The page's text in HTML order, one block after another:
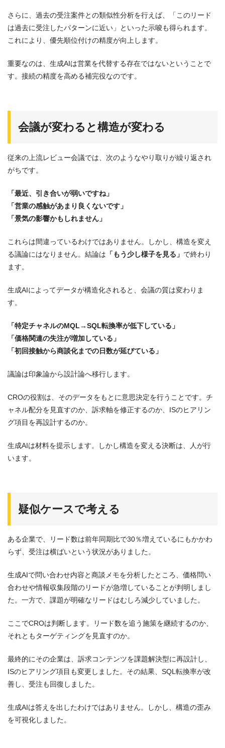
さらに、過去の受注案件との類似性分析を行えば、「このリード
は過去に受注したパターンに近い」といった示唆も得られます。
これにより、優先順位付けの精度が向上します。
重要なのは、生成AIは営業を代替する存在ではないということで
す。接続の精度を高める補完役なのです。
会議が変わると構造が変わる
従来の上流レビュー会議では、次のようなやり取りが繰り返され
がちです。
「最近、引き合いが弱いですね」
「営業の感触があまり良くないです」
「景気の影響かもしれません」
これらは間違っているわけではありません。しかし、構造を変え
る議論にはなりません。結論は 「もう少し様子を見る」 で終わり
ます。
生成AIによってデータが構造化されると、会議の質は変わりま
す。
「特定チャネルのMQL→SQL転換率が低下している」
「価格関連の失注が増加している」
「初回接触から商談化までの日数が延びている」
議論は印象論から設計論へ移行します。
CROの役割は、そのデータをもとに意思決定を行うことです。チ
ャネル配分を見直すのか、訴求軸を修正するのか、ISのヒアリン
グ項目を再設計するのか。
生成AIは材料を提示します。しかし構造を変える決断は、人が行
います。
疑似ケースで考える
ある企業で、リード数は前年同期比で30％増えているにもかかわ
らず、受注は横ばいという状況がありました。
生成AIで問い合わせ内容と商談メモを分析したところ、価格問い
合わせや情報収集段階のリードが急増していることが判明しまし
た。一方で、課題が明確なリードはむしろ減少していました。
ここでCROは判断します。リード数を追う施策を継続するのか、
それともターゲティングを見直すのか。
最終的にその企業は、訴求コンテンツを課題解決型に再設計し、
ISのヒアリング項目も変更しました。その結果、SQL転換率が改
善し、受注も回復しました。
生成AIは答えを出したわけではありません。しかし、構造の歪み
を可視化しました。